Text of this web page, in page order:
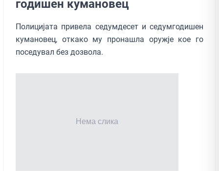
годишен кумановец
Полицијата привела седумдесет и седумгодишен
кумановец, откако му пронашла оружје кое го
поседувал без дозвола.